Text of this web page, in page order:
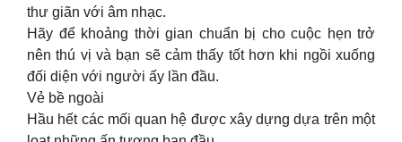
thư giãn với âm nhạc.
Hãy để khoảng thời gian chuẩn bị cho cuộc hẹn trở
nên thú vị và bạn sẽ cảm thấy tốt hơn khi ngồi xuống
đối diện với người ấy lần đầu.
Vẻ bề ngoài
Hầu hết các mối quan hệ được xây dựng dựa trên một